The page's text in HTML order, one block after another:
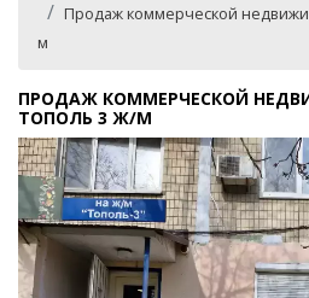
Продаж коммерческой
м
ПРОДАЖ КОММЕРЧЕСКОЙ
ТОПОЛЬ 3 Ж/М